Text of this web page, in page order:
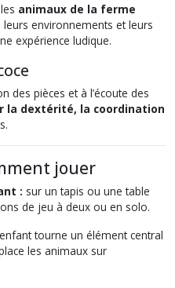
animaux de la ferme
leurs environnements et leurs
expérience ludique.
des pièces et à l’écoute des
la dextérité, la coordination
jouer
: sur un tapis ou une table
de jeu à deux ou en solo.
tourne un élément central
les animaux sur